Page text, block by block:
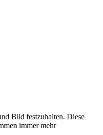
Bild festzuhalten. Diese
immer mehr